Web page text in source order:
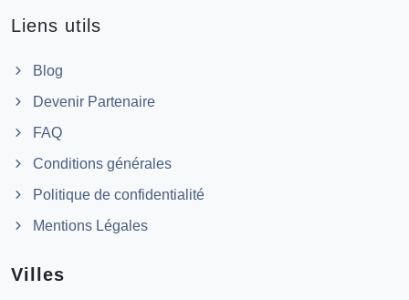
Liens utils
Blog
Devenir Partenaire
FAQ
Conditions générales
Politique de confidentialité
Mentions Légales
Villes